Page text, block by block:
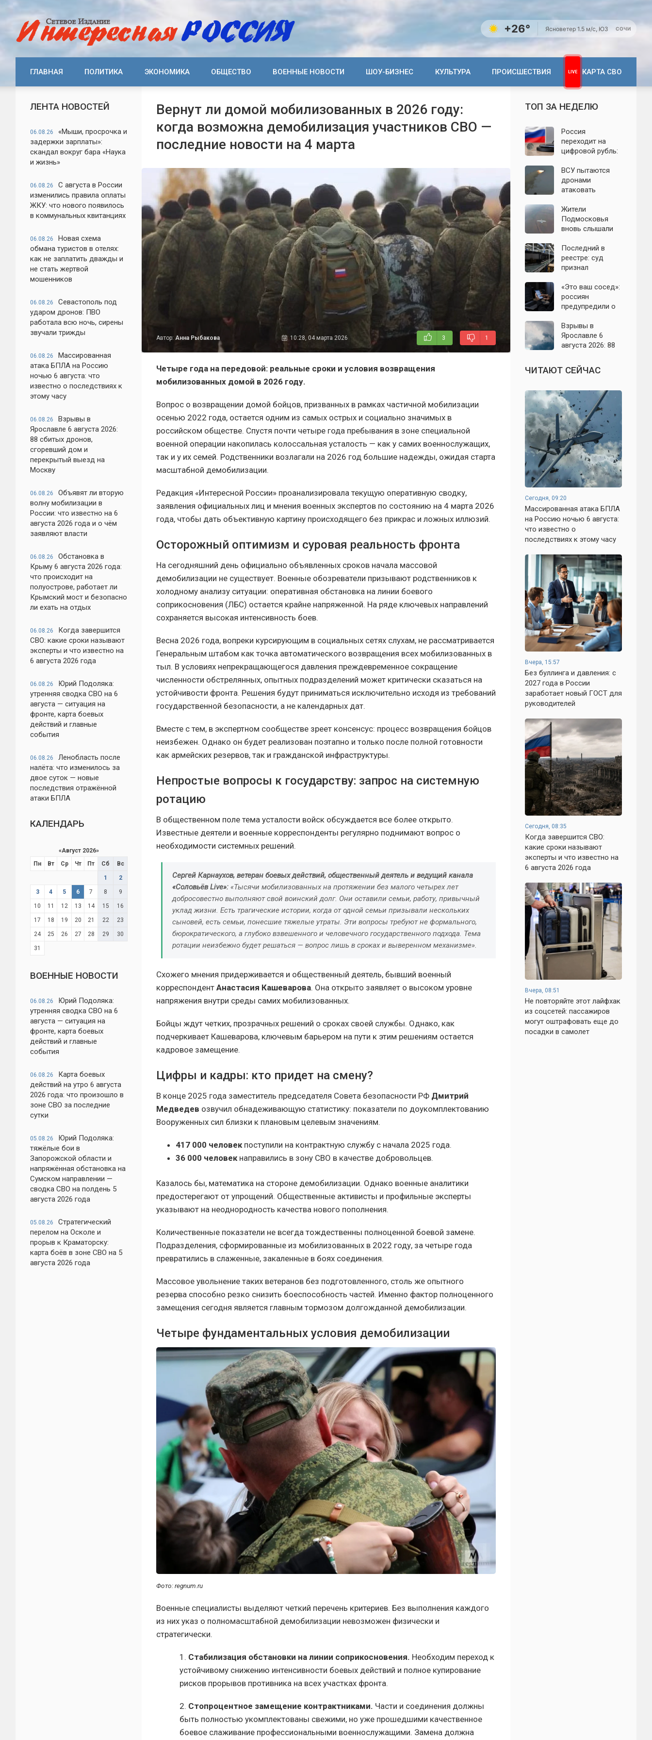
+26° Ясноветер 1.5 м/с, ЮЗ СОЧИ
ГЛАВНАЯ ПОЛИТИКА ЭКОНОМИКА ОБЩЕСТВО ВОЕННЫЕ НОВОСТИ ШОУ-БИЗНЕС КУЛЬТУРА ПРОИСШЕСТВИЯ КАРТА СВО
ЛЕНТА НОВОСТЕЙ
06.08.26
«Мыши, просрочка и
задержки зарплаты»:
скандал вокруг бара «Наука
и жизнь»
06.08.26
С августа в России
изменились правила оплаты
ЖКУ: что нового появилось
в коммунальных квитанциях
06.08.26
Новая схема
обмана туристов в отелях:
как не заплатить дважды и
не стать жертвой
мошенников
06.08.26
Севастополь под
ударом дронов: ПВО
работала всю ночь, сирены
звучали трижды
06.08.26
Массированная
атака БПЛА на Россию
ночью 6 августа: что
известно о последствиях к
этому часу
06.08.26
Взрывы в
Ярославле 6 августа 2026:
88 сбитых дронов,
сгоревший дом и
перекрытый выезд на
Москву
06.08.26
Объявят ли вторую
волну мобилизации в
России: что известно на 6
августа 2026 года и о чём
заявляют власти
06.08.26
Обстановка в
Крыму 6 августа 2026 года:
что происходит на
полуострове, работает ли
Крымский мост и безопасно
ли ехать на отдых
06.08.26
Когда завершится
СВО: какие сроки называют
эксперты и что известно на
6 августа 2026 года
06.08.26
Юрий Подоляка:
утренняя сводка СВО на 6
августа — ситуация на
фронте, карта боевых
действий и главные
события
06.08.26
Ленобласть после
налёта: что изменилось за
двое суток — новые
последствия отражённой
атаки БПЛА
КАЛЕНДАРЬ
«Август 2026»
Пн
Вт Ср Чт Пт Сб Вс
1 2
3 4 5 6 7 8 9
10 11 12 13 14 15 16
17 18 19 20 21 22 23
24 25 26 27 28 29 30
31
ВОЕННЫЕ НОВОСТИ
06.08.26
Юрий Подоляка:
утренняя сводка СВО на 6
августа — ситуация на
фронте, карта боевых
действий и главные
события
06.08.26
Карта боевых
действий на утро 6 августа
2026 года: что произошло в
зоне СВО за последние
сутки
05.08.26
Юрий Подоляка:
тяжёлые бои в
Запорожской области и
напряжённая обстановка на
Сумском направлении —
сводка СВО на полдень 5
августа 2026 года
05.08.26
Стратегический
перелом на Осколе и
прорыв к Краматорску:
карта боёв в зоне СВО на 5
августа 2026 года
Вернут ли домой мобилизованных в 2026 году:
когда возможна демобилизация участников СВО —
последние новости на 4 марта
Автор: Анна Рыбакова 10:28, 04 марта 2026 3 1
Четыре года на передовой: реальные сроки и условия возвращения
мобилизованных домой в 2026 году.
Вопрос о возвращении домой бойцов, призванных в рамках частичной мобилизации
осенью 2022 года, остается одним из самых острых и социально значимых в
российском обществе. Спустя почти четыре года пребывания в зоне специальной
военной операции накопилась колоссальная усталость — как у самих военнослужащих,
так и у их семей. Родственники возлагали на 2026 год большие надежды, ожидая старта
масштабной демобилизации.
Редакция «Интересной России» проанализировала текущую оперативную сводку,
заявления официальных лиц и мнения военных экспертов по состоянию на 4 марта 2026
года, чтобы дать объективную картину происходящего без прикрас и ложных иллюзий.
Осторожный оптимизм и суровая реальность фронта
На сегодняшний день официально объявленных сроков начала массовой
демобилизации не существует. Военные обозреватели призывают родственников к
холодному анализу ситуации: оперативная обстановка на линии боевого
соприкосновения (ЛБС) остается крайне напряженной. На ряде ключевых направлений
сохраняется высокая интенсивность боев.
Весна 2026 года, вопреки курсирующим в социальных сетях слухам, не рассматривается
Генеральным штабом как точка автоматического возвращения всех мобилизованных в
тыл. В условиях непрекращающегося давления преждевременное сокращение
численности обстрелянных, опытных подразделений может критически сказаться на
устойчивости фронта. Решения будут приниматься исключительно исходя из требований
государственной безопасности, а не календарных дат.
Вместе с тем, в экспертном сообществе зреет консенсус: процесс возвращения бойцов
неизбежен. Однако он будет реализован поэтапно и только после полной готовности
как армейских резервов, так и гражданской инфраструктуры.
Непростые вопросы к государству: запрос на системную
ротацию
В общественном поле тема усталости войск обсуждается все более открыто.
Известные деятели и военные корреспонденты регулярно поднимают вопрос о
необходимости системных решений.
Сергей Карнаухов, ветеран боевых действий, общественный деятель и ведущий канала
«Соловьёв Live»: «Тысячи мобилизованных на протяжении без малого четырех лет
добросовестно выполняют свой воинский долг. Они оставили семьи, работу, привычный
уклад жизни. Есть трагические истории, когда от одной семьи призывали нескольких
сыновей, есть семьи, понесшие тяжелые утраты. Эти вопросы требуют не формального,
бюрократического, а глубоко взвешенного и человечного государственного подхода. Тема
ротации неизбежно будет решаться — вопрос лишь в сроках и выверенном механизме».
Схожего мнения придерживается и общественный деятель, бывший военный
корреспондент Анастасия Кашеварова. Она открыто заявляет о высоком уровне
напряжения внутри среды самих мобилизованных.
Бойцы ждут четких, прозрачных решений о сроках своей службы. Однако, как
подчеркивает Кашеварова, ключевым барьером на пути к этим решениям остается
кадровое замещение.
Цифры и кадры: кто придет на смену?
В конце 2025 года заместитель председателя Совета безопасности РФ Дмитрий
Медведев озвучил обнадеживающую статистику: показатели по доукомплектованию
Вооруженных сил близки к плановым целевым значениям.
417 000 человекпоступили на контрактную службу с начала 2025 года.
36 000 человекнаправились в зону СВО в качестве добровольцев.
Казалось бы, математика на стороне демобилизации. Однако военные аналитики
предостерегают от упрощений. Общественные активисты и профильные эксперты
указывают на неоднородность качества нового пополнения.
Количественные показатели не всегда тождественны полноценной боевой замене.
Подразделения, сформированные из мобилизованных в 2022 году, за четыре года
превратились в слаженные, закаленные в боях соединения.
Массовое увольнение таких ветеранов без подготовленного, столь же опытного
резерва способно резко снизить боеспособность частей. Именно фактор полноценного
замещения сегодня является главным тормозом долгожданной демобилизации.
Четыре фундаментальных условия демобилизации
Фото: regnum.ru
Военные специалисты выделяют четкий перечень критериев. Без выполнения каждого
из них указ о полномасштабной демобилизации невозможен физически и
стратегически.
1. Стабилизация обстановки на линии соприкосновения. Необходим переход к
устойчивому снижению интенсивности боевых действий и полное купирование
рисков прорывов противника на всех участках фронта.
2. Стопроцентное замещение контрактниками. Части и соединения должны
быть полностью укомплектованы свежими, но уже прошедшими качественное
боевое слаживание профессиональными военнослужащими. Замена должна
ТОП ЗА НЕДЕЛЮ
Россия
переходит на
цифровой рубль:
систему сравнили
с моделью СССР
ВСУ пытаются
дронами
атаковать
Крыма: свежие
подробности
налёта на
06.08.2026
Жители
Подмосковья
вновь слышали
что известно об
отражении
налёта БПЛА в
Последний в
реестре: суд
признал
единственного
российского
производителя
«Это ваш сосед»:
россиян
предупредили о
мошенников с
опасными
файлами
Взрывы в
Ярославле 6
августа 2026: 88
сгоревший дом и
перекрытый
ЧИТАЮТ СЕЙЧАС
Сегодня, 09:20
Массированная атака БПЛА
на Россию ночью 6 августа:
что известно о
последствиях к этому часу
Вчера, 15:57
Без буллинга и давления: с
2027 года в России
заработает новый ГОСТ для
руководителей
Сегодня, 08:35
Когда завершится СВО:
какие сроки называют
эксперты и что известно на
6 августа 2026 года
Вчера, 08:51
Не повторяйте этот лайфхак
из соцсетей: пассажиров
могут оштрафовать еще до
посадки в самолет